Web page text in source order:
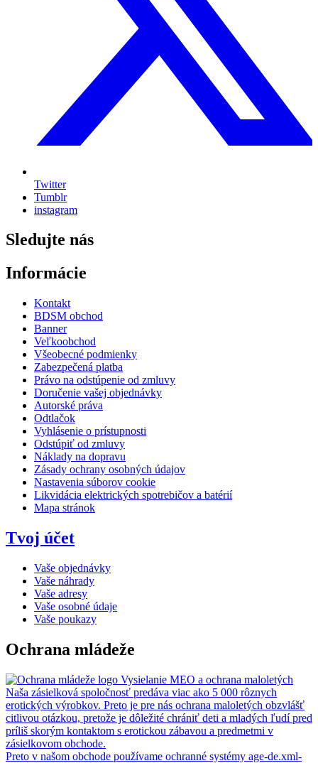
Twitter
Tumblr
instagram
Sledujte nás
Informácie
Kontakt
BDSM obchod
Banner
Veľkoobchod
Všeobecné podmienky
Zabezpečená platba
Právo na odstúpenie od zmluvy
Doručenie vašej objednávky
Autorské práva
Odtlačok
Vyhlásenie o prístupnosti
Odstúpiť od zmluvy
Náklady na dopravu
Zásady ochrany osobných údajov
Nastavenia súborov cookie
Likvidácia elektrických spotrebičov a batérií
Mapa stránok
Tvoj účet
Vaše objednávky
Vaše náhrady
Vaše adresy
Vaše osobné údaje
Vaše poukazy
Ochrana mládeže
Vysielanie MEO a ochrana maloletých
Naša zásielková spoločnosť predáva viac ako 5 000 rôznych
erotických výrobkov. Preto je pre nás ochrana maloletých obzvlášť
citlivou otázkou, pretože je dôležité chrániť deti a mladých ľudí pred
príliš skorým kontaktom s erotickou zábavou a predmetmi v
zásielkovom obchode.
Preto v našom obchode používame ochranné systémy age-de.xml-